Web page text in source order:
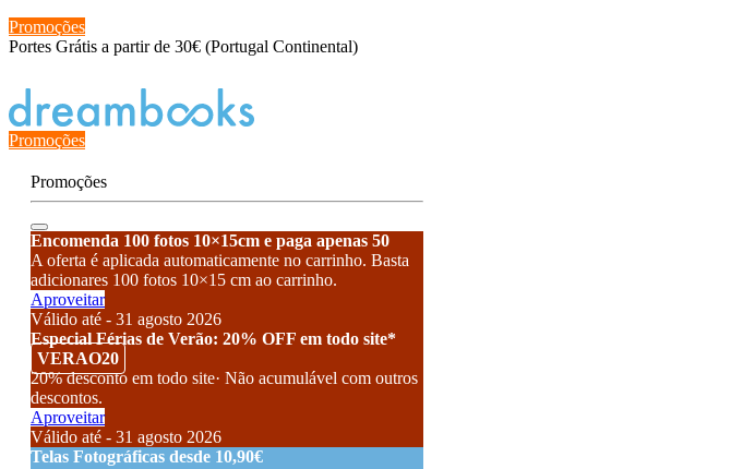
Promoções
Portes Grátis a partir de 30€ (Portugal Continental)
Promoções
Promoções
Encomenda 100 fotos 10×15cm e paga apenas 50
A oferta é aplicada automaticamente no carrinho. Basta
adicionares 100 fotos 10×15 cm ao carrinho.
Aproveitar
Válido até - 31 agosto 2026
Especial Férias de Verão: 20% OFF em todo site*
VERAO20
20% desconto em todo site· Não acumulável com outros
descontos.
Aproveitar
Válido até - 31 agosto 2026
Telas Fotográficas desde 10,90€